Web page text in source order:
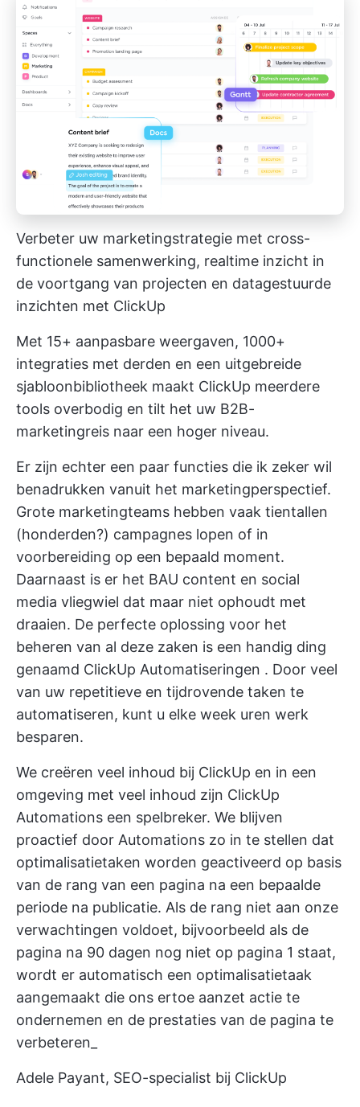
Verbeter uw marketingstrategie met cross-
functionele samenwerking, realtime inzicht in
de voortgang van projecten en datagestuurde
inzichten met ClickUp
Met 15+ aanpasbare weergaven, 1000+
integraties met derden en een uitgebreide
sjabloonbibliotheek maakt ClickUp meerdere
tools overbodig en tilt het uw B2B-
marketingreis naar een hoger niveau.
Er zijn echter een paar functies die ik zeker wil
benadrukken vanuit het marketingperspectief.
Grote marketingteams hebben vaak tientallen
(honderden?) campagnes lopen of in
voorbereiding op een bepaald moment.
Daarnaast is er het BAU content en social
media vliegwiel dat maar niet ophoudt met
draaien. De perfecte oplossing voor het
beheren van al deze zaken is een handig ding
genaamd ClickUp Automatiseringen . Door veel
van uw repetitieve en tijdrovende taken te
automatiseren, kunt u elke week uren werk
besparen.
We creëren veel inhoud bij ClickUp en in een
omgeving met veel inhoud zijn ClickUp
Automations een spelbreker. We blijven
proactief door Automations zo in te stellen dat
optimalisatietaken worden geactiveerd op basis
van de rang van een pagina na een bepaalde
periode na publicatie. Als de rang niet aan onze
verwachtingen voldoet, bijvoorbeeld als de
pagina na 90 dagen nog niet op pagina 1 staat,
wordt er automatisch een optimalisatietaak
aangemaakt die ons ertoe aanzet actie te
ondernemen en de prestaties van de pagina te
verbeteren_
Adele Payant, SEO-specialist bij ClickUp